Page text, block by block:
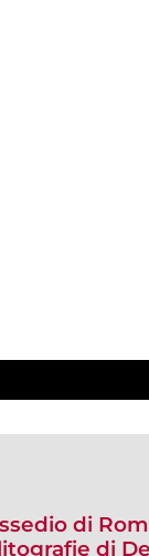
di
di